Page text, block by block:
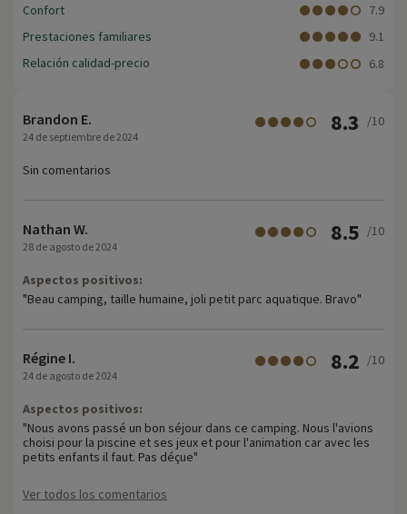
Confort
7.9
Prestaciones familiares
9.1
Relación calidad-precio
6.8
Brandon E.
24 de septiembre de 2024
8.3 /10
Sin comentarios
Nathan W.
28 de agosto de 2024
8.5 /10
Aspectos positivos:
"Beau camping, taille humaine, joli petit parc aquatique. Bravo"
Régine I.
24 de agosto de 2024
8.2 /10
Aspectos positivos:
"Nous avons passé un bon séjour dans ce camping. Nous l'avions
choisi pour la piscine et ses jeux et pour l'animation car avec les
petits enfants il faut. Pas déçue"
Ver todos los comentarios